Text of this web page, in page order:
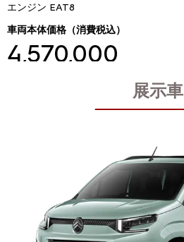
エンジン EAT8
車両本体価格（消費税込）
4,570,000
展示車